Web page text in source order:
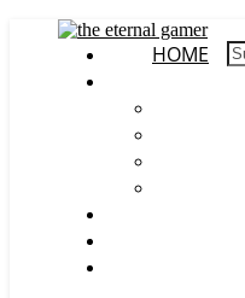
HOME